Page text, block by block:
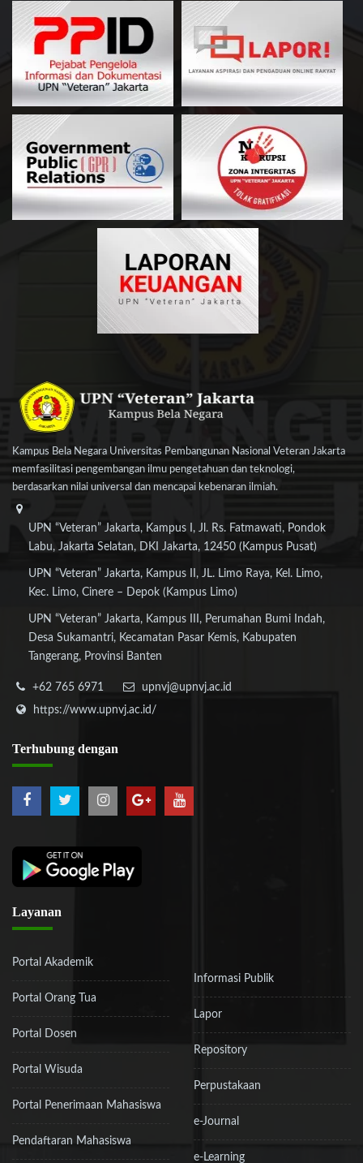
Kampus Bela Negara Universitas Pembangunan Nasional Veteran Jakarta
memfasilitasi pengembangan ilmu pengetahuan dan teknologi,
berdasarkan nilai universal dan mencapai kebenaran ilmiah.
UPN “Veteran” Jakarta, Kampus I, Jl. Rs. Fatmawati, Pondok
Labu, Jakarta Selatan, DKI Jakarta, 12450 (Kampus Pusat)
UPN “Veteran” Jakarta, Kampus II, JL. Limo Raya, Kel. Limo,
Kec. Limo, Cinere – Depok (Kampus Limo)
UPN “Veteran” Jakarta, Kampus III, Perumahan Bumi Indah,
Desa Sukamantri, Kecamatan Pasar Kemis, Kabupaten
Tangerang, Provinsi Banten
+62 765 6971
upnvj@upnvj.ac.id
https://www.upnvj.ac.id/
Terhubung dengan
Layanan
Portal Akademik
Portal Orang Tua
Portal Dosen
Portal Wisuda
Portal Penerimaan Mahasiswa
Pendaftaran Mahasiswa
Informasi Publik
Lapor
Repository
Perpustakaan
e-Journal
e-Learning